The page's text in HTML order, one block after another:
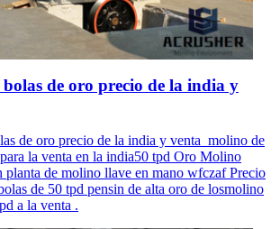
de oro precio de la india y
de oro precio de la india y venta_molino de
la venta en la india50 tpd Oro Molino
planta de molino llave en mano wfczaf Precio
de 50 tpd pensin de alta oro de losmolino
a la venta .